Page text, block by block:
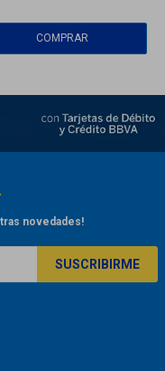
novedades!
SUSCRIBIRME